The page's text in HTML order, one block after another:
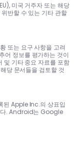
미국 거주자 또는 해당
반할 수 있는 기타 관할
또는 요구 사항을 고려
어 정보를 평가하는 것이
및 기타 중요 자료를 포함
당 문서들을 검토할 것
된 Apple Inc.의 상표입
다. Android는 Google